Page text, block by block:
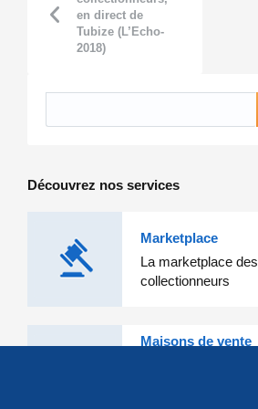
en direct de
Tubize (L’Echo-
2018)
Découvrez nos services
Marketplace
La marketplace des
collectionneurs
Maisons de vente